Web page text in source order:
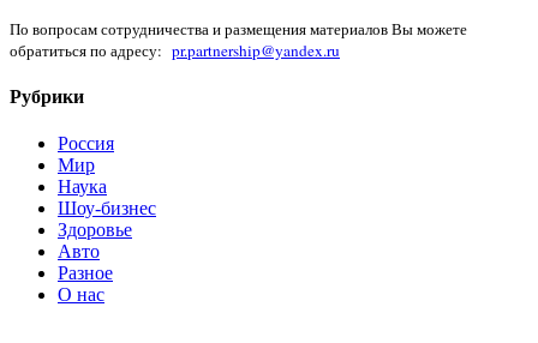
По вопросам сотрудничества и размещения материалов Вы можете
обратиться по адресу: pr.partnership@yandex.ru
Рубрики
Россия
Мир
Наука
Шоу-бизнес
Здоровье
Авто
Разное
О нас